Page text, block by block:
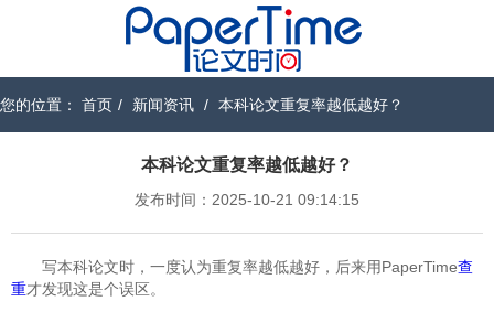
您的位置： 首页 / 新闻资讯 / 本科论文重复率越低越好？
本科论文重复率越低越好？
发布时间：2025-10-21 09:14:15
写本科论文时，一度认为重复率越低越好，后来用PaperTime查
重才发现这是个误区。